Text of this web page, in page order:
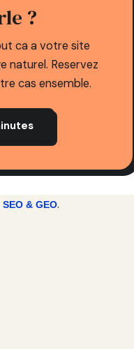
?
ca a votre site
naturel. Reservez
cas ensemble.
& GEO.